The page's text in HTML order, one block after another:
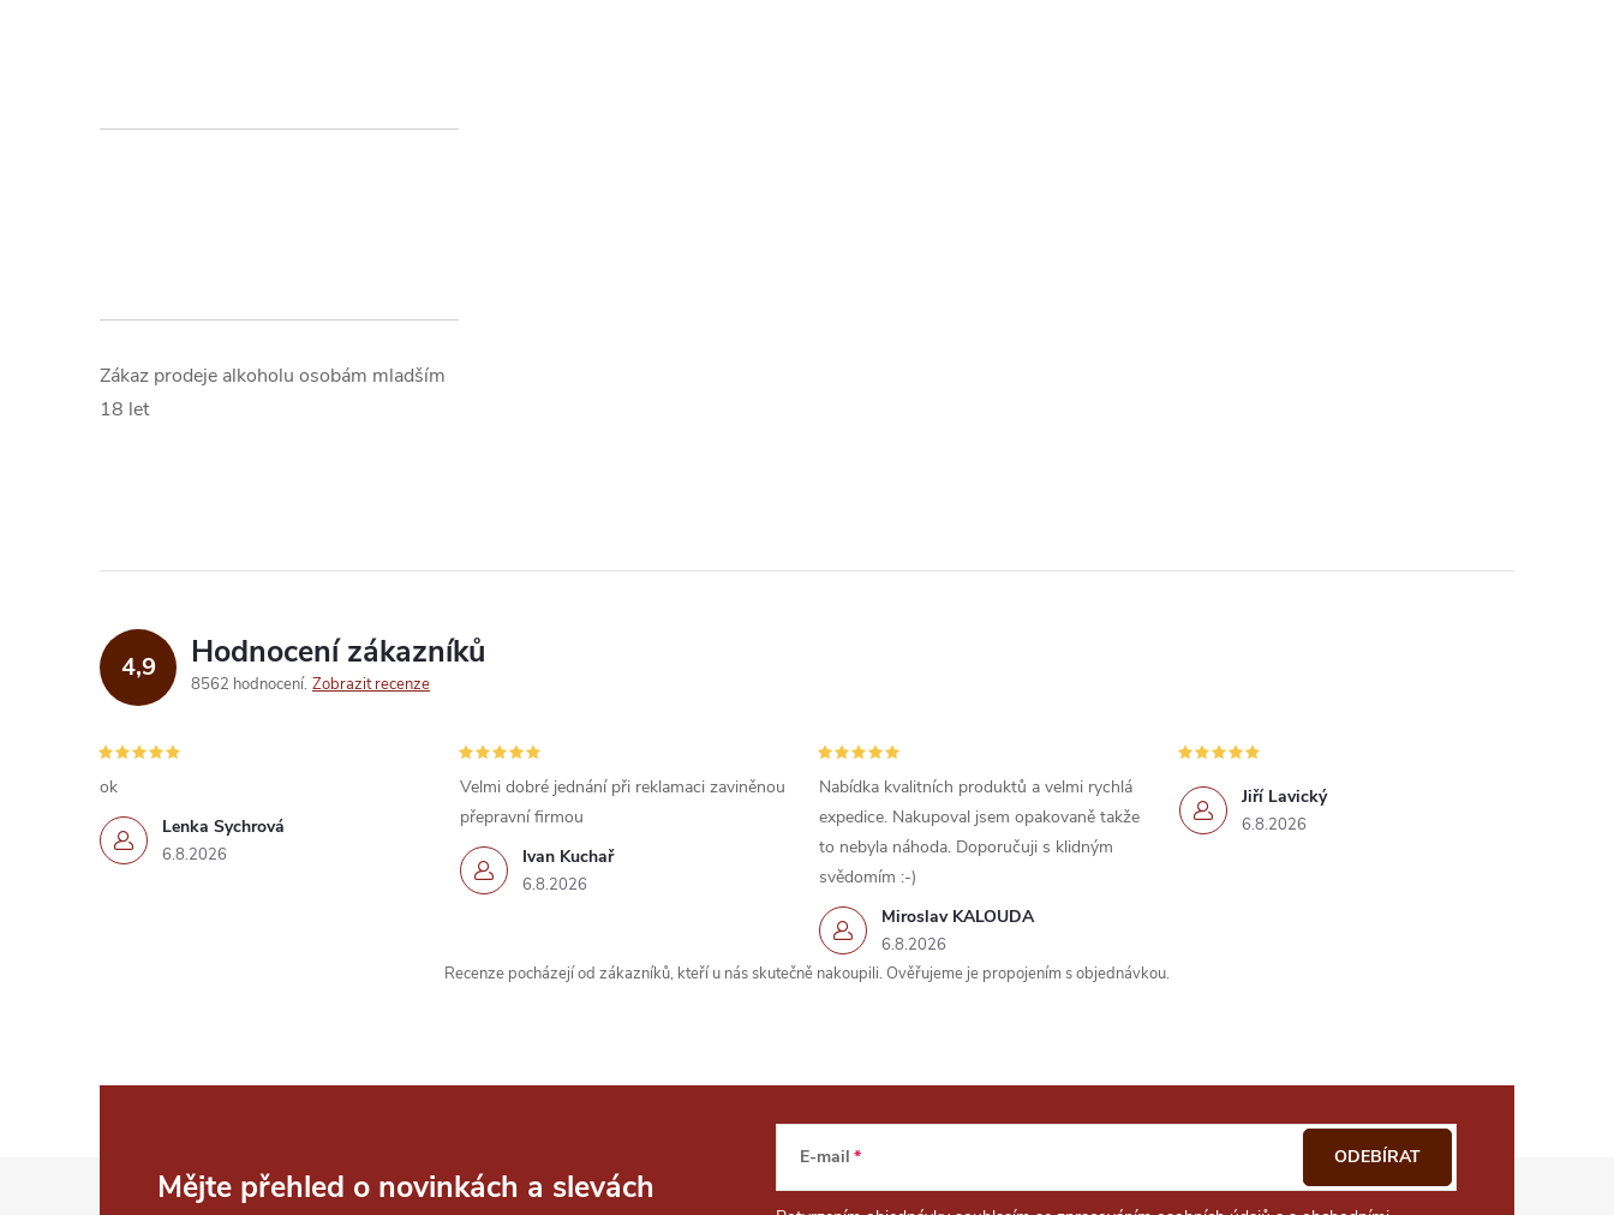
Zákaz prodeje alkoholu osobám mladším
18 let
4,9 Hodnocení zákazníků
8562 hodnocení Zobrazit recenze
Lenka Sychrová
6.8.2026
ok
Ivan Kuchař
6.8.2026
Velmi dobré jednání při reklamaci zaviněnou
přepravní firmou
Miroslav KALOUDA
6.8.2026
Nabídka kvalitních produktů a velmi rychlá
expedice. Nakupoval jsem opakovaně takže
to nebyla náhoda. Doporučuji s klidným
svědomím :-)
Jiří Lavický
6.8.2026
Recenze pocházejí od zákazníků, kteří u nás skutečně nakoupili. Ověřujeme je propojením s objednávkou.
Mějte přehled o novinkách a slevách
E-mail ODEBÍRAT